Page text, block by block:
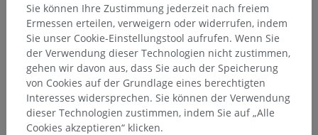
Sie können Ihre Zustimmung jederzeit nach freiem
Ermessen erteilen, verweigern oder widerrufen, indem
Sie unser Cookie-Einstellungstool aufrufen. Wenn Sie
der Verwendung dieser Technologien nicht zustimmen,
gehen wir davon aus, dass Sie auch der Speicherung
von Cookies auf der Grundlage eines berechtigten
Interesses widersprechen. Sie können der Verwendung
dieser Technologien zustimmen, indem Sie auf „Alle
Cookies akzeptieren“ klicken.